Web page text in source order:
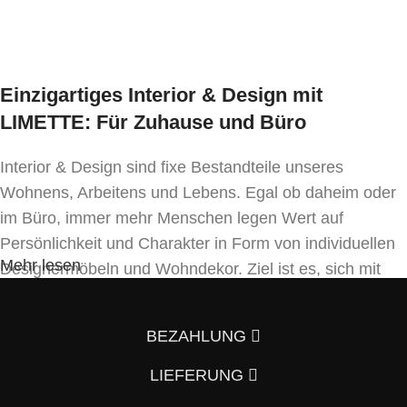
Einzigartiges Interior & Design mit
LIMETTE: Für Zuhause und Büro
Interior & Design sind fixe Bestandteile unseres
Wohnens, Arbeitens und Lebens. Egal ob daheim oder
im Büro, immer mehr Menschen legen Wert auf
Persönlichkeit und Charakter in Form von individuellen
Designermöbeln und Wohndekor. Ziel ist es, sich mit
von der Masse abzuheben.
Mehr lesen
BEZAHLUNG
LIEFERUNG